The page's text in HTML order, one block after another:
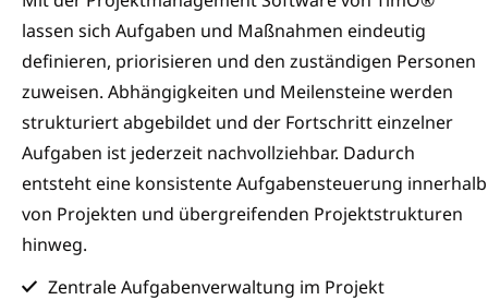
lassen sich Aufgaben und Maßnahmen eindeutig
definieren, priorisieren und den zuständigen Personen
zuweisen. Abhängigkeiten und Meilensteine werden
strukturiert abgebildet und der Fortschritt einzelner
Aufgaben ist jederzeit nachvollziehbar. Dadurch
entsteht eine konsistente Aufgabensteuerung innerhalb
von Projekten und übergreifenden Projektstrukturen
hinweg.
Zentrale Aufgabenverwaltung im Projekt